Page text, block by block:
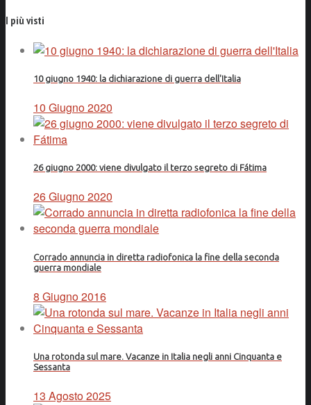
I più visti
10 giugno 1940: la dichiarazione di guerra dell'Italia
10 Giugno 2020
26 giugno 2000: viene divulgato il terzo segreto di Fátima
26 Giugno 2020
Corrado annuncia in diretta radiofonica la fine della seconda
guerra mondiale
8 Giugno 2016
Una rotonda sul mare. Vacanze in Italia negli anni Cinquanta e
Sessanta
13 Agosto 2025